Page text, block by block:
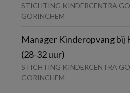
STICHTING KINDERCENTRA
GORINCHEM
Manager Kinderopvang bij
(28-32 uur)
STICHTING KINDERCENTRA
GORINCHEM